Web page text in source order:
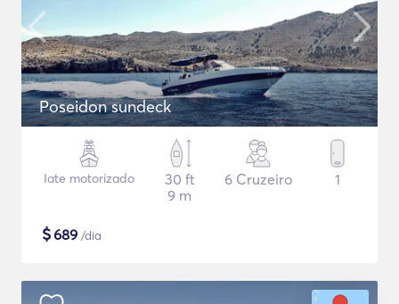
Poseidon sundeck
Iate motorizado
30 ft
9 m
6 Cruzeiro 1
$689 /dia